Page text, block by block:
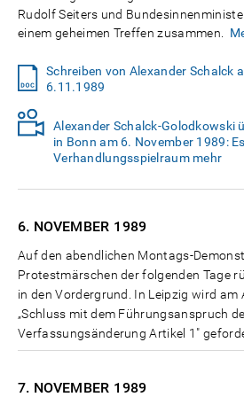
Rudolf Seiters und
einem geheimen Treffen zusammen.
Schreiben von Alexander Schalck
6.11.1989
Alexander Schalck-Golodkowski
in Bonn am 6. November 1989:
Verhandlungsspielraum mehr
6. NOVEMBER 1989
Auf den abendlichen Montags-
Protestmärschen der folgenden Tage
in den Vordergrund. In Leipzig wird am
„Schluss mit dem Führungsanspruch
Verfassungsänderung Artikel 1"
7. NOVEMBER 1989